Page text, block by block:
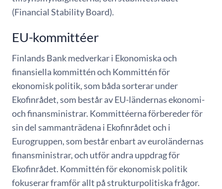
(Financial Stability Board).
EU-kommittéer
Finlands Bank medverkar i Ekonomiska och
finansiella kommittén och Kommittén för
ekonomisk politik, som båda sorterar under
Ekofinrådet, som består av EU-ländernas ekonomi-
och finansministrar. Kommittéerna förbereder för
sin del sammanträdena i Ekofinrådet och i
Eurogruppen, som består enbart av euroländernas
finansministrar, och utför andra uppdrag för
Ekofinrådet. Kommittén för ekonomisk politik
fokuserar framför allt på strukturpolitiska frågor.